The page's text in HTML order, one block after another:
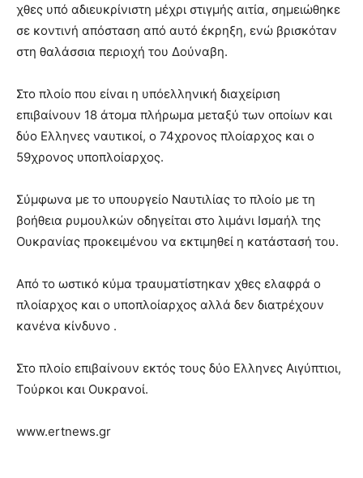
χθες υπό αδιευκρίνιστη μέχρι στιγμής αιτία, σημειώθηκε
σε κοντινή απόσταση από αυτό έκρηξη, ενώ βρισκόταν
στη θαλάσσια περιοχή του Δούναβη.
Στο πλοίο που είναι η υπόελληνική διαχείριση
επιβαίνουν 18 άτομα πλήρωμα μεταξύ των οποίων και
δύο Ελληνες ναυτικοί, ο 74χρονος πλοίαρχος και ο
59χρονος υποπλοίαρχος.
Σύμφωνα με το υπουργείο Ναυτιλίας το πλοίο με τη
βοήθεια ρυμουλκών οδηγείται στο λιμάνι Ισμαήλ της
Ουκρανίας προκειμένου να εκτιμηθεί η κατάστασή του.
Από το ωστικό κύμα τραυματίστηκαν χθες ελαφρά ο
πλοίαρχος και ο υποπλοίαρχος αλλά δεν διατρέχουν
κανένα κίνδυνο .
Στο πλοίο επιβαίνουν εκτός τους δύο Ελληνες Αιγύπτιοι,
Τούρκοι και Ουκρανοί.
www.ertnews.gr